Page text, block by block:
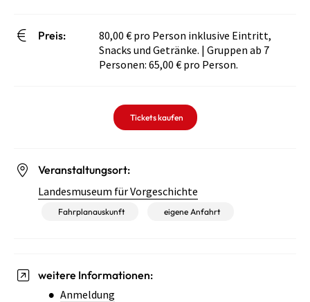
Preis:
80,00 € pro Person inklusive Eintritt,
Snacks und Getränke. | Gruppen ab 7
Personen: 65,00 € pro Person.
Tickets kaufen
Veranstaltungsort:
Landesmuseum für Vorgeschichte
Fahrplanauskunft eigene Anfahrt
weitere Informationen:
Anmeldung